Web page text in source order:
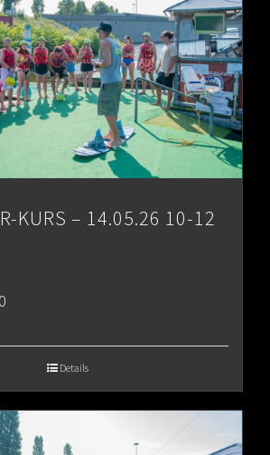
KURS – 14.05.26 10-12
€80.00
Details